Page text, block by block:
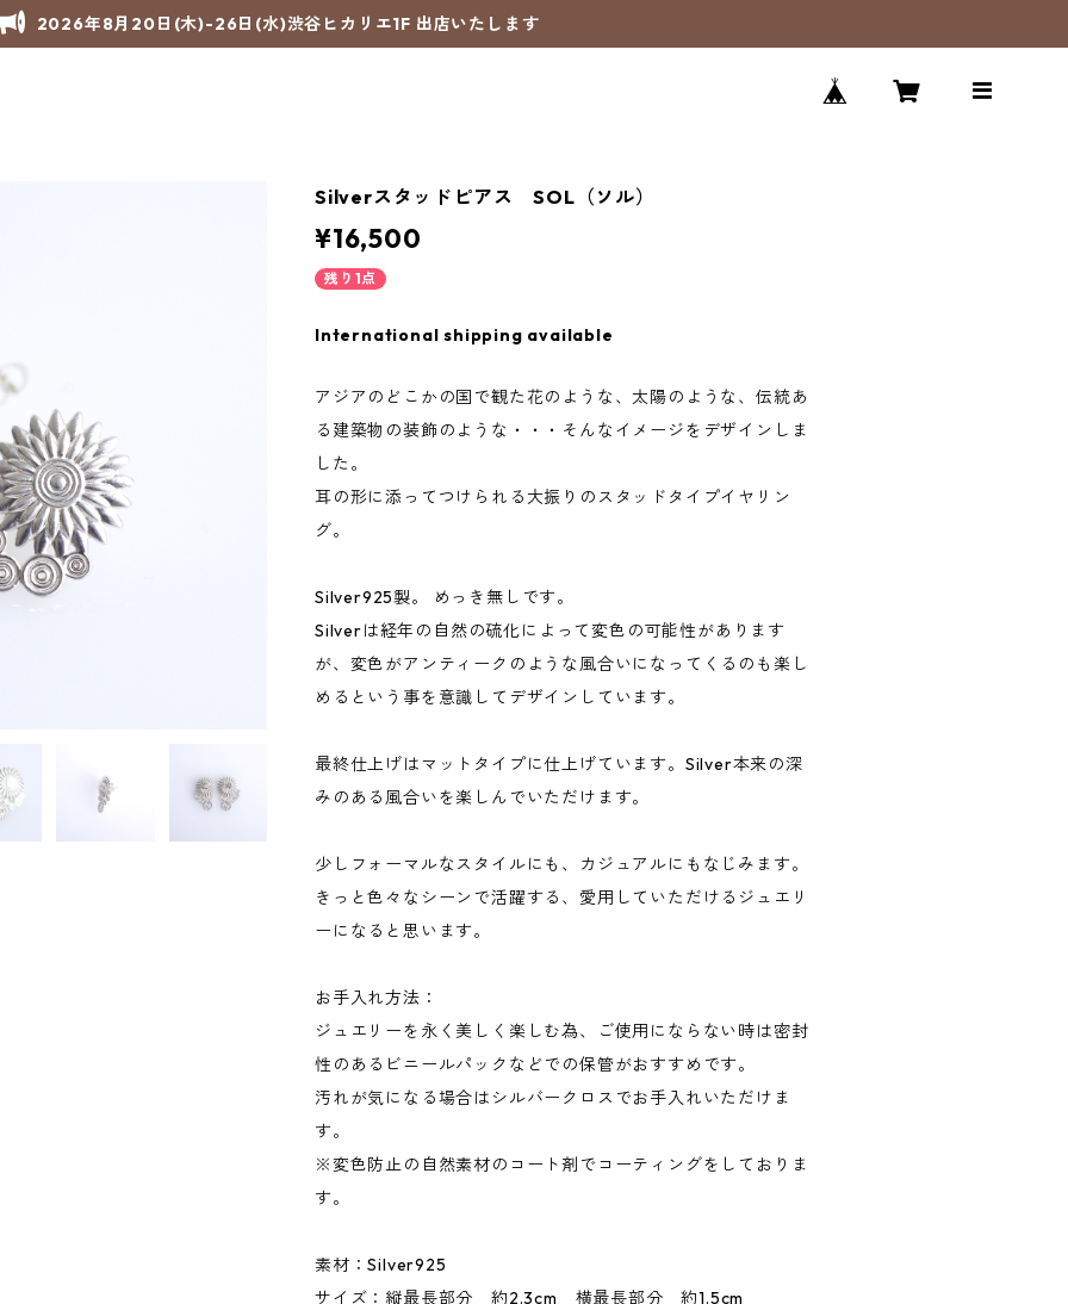
2026年8月20日(木)-26日(水)渋谷ヒカリエ1F 出店いたします
Silverスタッドピアス SOL（ソル）
¥16,500
残り1点
International shipping available
アジアのどこかの国で観た花のような、太陽のような、伝統あ
る建築物の装飾のような・・・そんなイメージをデザインしま
した。
耳の形に添ってつけられる大振りのスタッドタイプイヤリン
グ。
Silver925製。 めっき無しです。
Silverは経年の自然の硫化によって変色の可能性があります
が、変色がアンティークのような風合いになってくるのも楽し
めるという事を意識してデザインしています。
最終仕上げはマットタイプに仕上げています。Silver本来の深
みのある風合いを楽しんでいただけます。
少しフォーマルなスタイルにも、カジュアルにもなじみます。
きっと色々なシーンで活躍する、愛用していただけるジュエリ
ーになると思います。
お手入れ方法：
ジュエリーを永く美しく楽しむ為、ご使用にならない時は密封
性のあるビニールパックなどでの保管がおすすめです。
汚れが気になる場合はシルバークロスでお手入れいただけま
す。
※変色防止の自然素材のコート剤でコーティングをしておりま
す。
素材：Silver925
サイズ：縦最長部分 約2.3cm 横最長部分 約1.5cm